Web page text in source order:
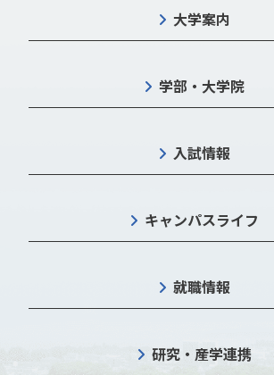
大学案内
学部・大学院
入試情報
キャンパスライフ
就職情報
研究・産学連携